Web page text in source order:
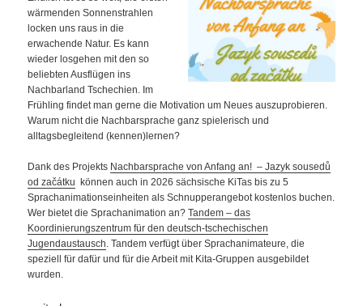
wärmenden Sonnenstrahlen
locken uns raus in die
erwachende Natur. Es kann
wieder losgehen mit den so
beliebten Ausflügen ins
Nachbarland Tschechien. Im
Frühling findet man gerne die Motivation um Neues auszuprobieren.
Warum nicht die Nachbarsprache ganz spielerisch und
alltagsbegleitend (kennen)lernen?
Dank des Projekts Nachbarsprache von Anfang an! – Jazyk sousedů
od začátku
können auch in 2026 sächsische KiTas bis zu 5
Sprachanimationseinheiten als Schnupperangebot kostenlos buchen.
Wer bietet die Sprachanimation an?Tandem – das
Koordinierungszentrum für den deutsch-tschechischen
Jugendaustausch. Tandem verfügt über Sprachanimateure, die
speziell für dafür und für die Arbeit mit Kita-Gruppen ausgebildet
wurden.